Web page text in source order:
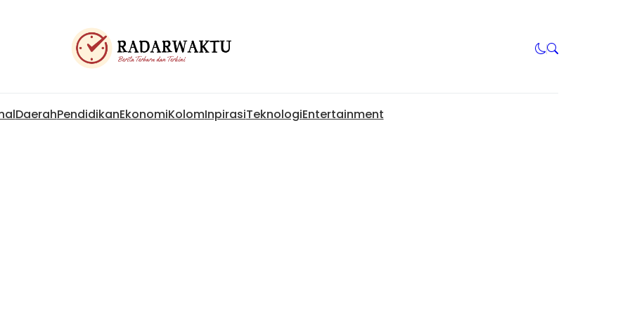
DaerahPendidikanEkonomiKolomInpirasiTeknologiEntertainment